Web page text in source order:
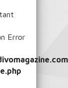
Error